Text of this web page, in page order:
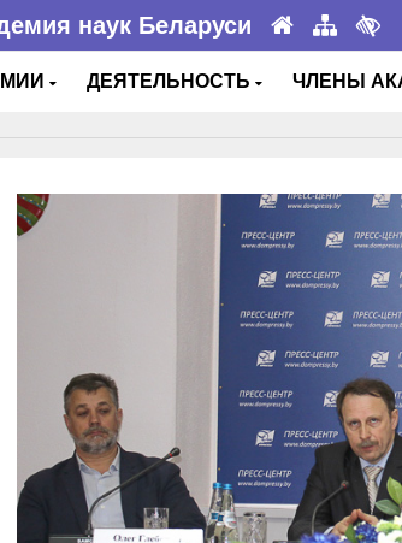
наук Беларуси
ДЕЯТЕЛЬНОСТЬ ЧЛЕНЫ